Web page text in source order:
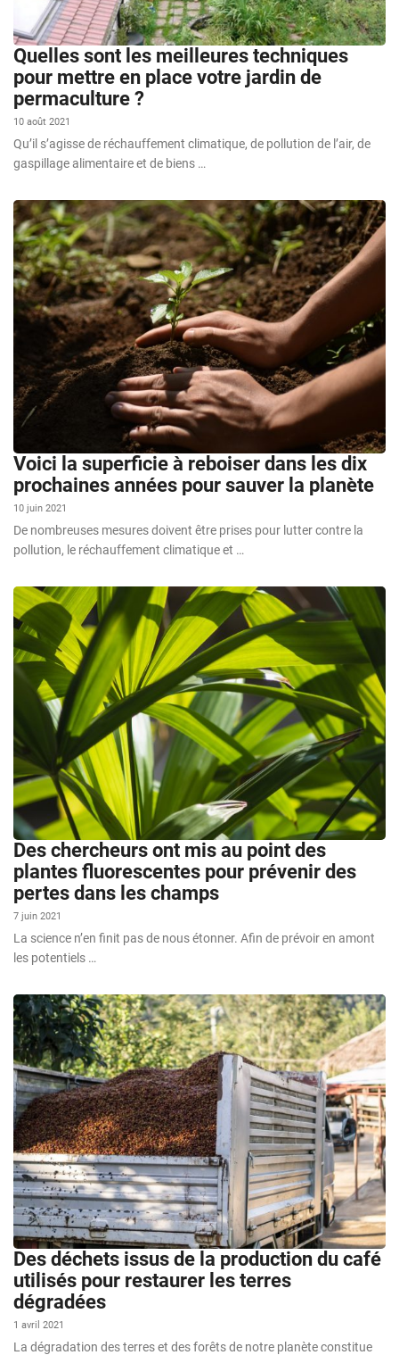
Quelles sont les meilleures techniques
pour mettre en place votre jardin de
permaculture ?
10 août 2021
Qu’il s’agisse de réchauffement climatique, de pollution de l’air, de
gaspillage alimentaire et de biens …
Voici la superficie à reboiser dans les dix
prochaines années pour sauver la planète
10 juin 2021
De nombreuses mesures doivent être prises pour lutter contre la
pollution, le réchauffement climatique et …
Des chercheurs ont mis au point des
plantes fluorescentes pour prévenir des
pertes dans les champs
7 juin 2021
La science n’en finit pas de nous étonner. Afin de prévoir en amont
les potentiels …
Des déchets issus de la production du café
utilisés pour restaurer les terres
dégradées
1 avril 2021
La dégradation des terres et des forêts de notre planète constitue